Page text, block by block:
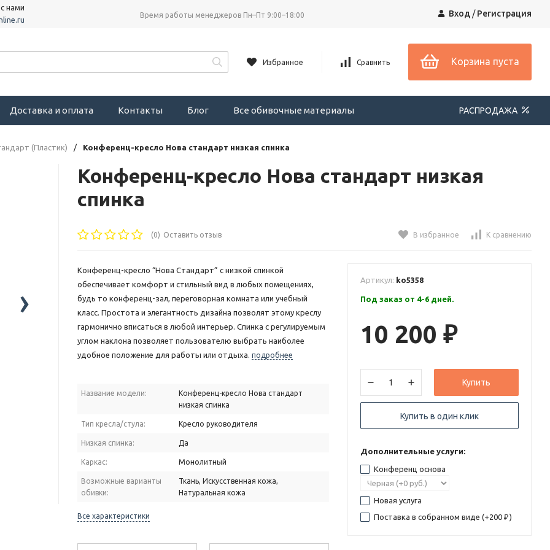
нами
Время работы менеджеров Пн–Пт 9:00–18:00 Вход/Регистрация
Избранное Сравнить Корзина пуста
Доставка и оплата Контакты Блог Все обивочные материалы РАСПРОДАЖА
(Пластик) / Конференц-кресло Нова стандарт низкая спинка
›
Конференц-кресло Нова стандарт низкая
спинка
(0) Оставить отзыв В избранное К сравнению
Конференц-кресло “Нова Стандарт” с низкой спинкой
обеспечивает комфорт и стильный вид в любых помещениях,
будь то конференц-зал, переговорная комната или учебный
класс. Простота и элегантность дизайна позволят этому креслу
гармонично вписаться в любой интерьер. Спинка с регулируемым
углом наклона позволяет пользователю выбрать наиболее
удобное положение для работы или отдыха. подробнее
Название модели:
Конференц-кресло Нова стандарт
низкая спинка
Тип кресла/стула: Кресло руководителя
Низкая спинка: Да
Каркас: Монолитный
Возможные варианты
обивки:
Ткань, Искусственная кожа,
Натуральная кожа
Все характеристики
Артикул: ko5358
Под заказ от 4-6 дней.
10 200 ₽
Купить
Купить в один клик
Дополнительные услуги:
Конференц основа
Новая услуга
Поставка в собранном виде (+200 ₽ )